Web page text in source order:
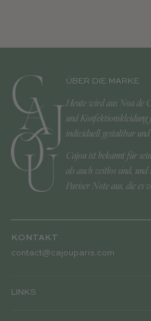
ÜBER DIE MARKE
Heute wird aus Noa de
und
individuell gestaltbar
Cajou ist bekannt für
als auch zeitlos sind,
Pariser Note aus, die es
KONTAKT
contact@cajouparis.com
LINKS